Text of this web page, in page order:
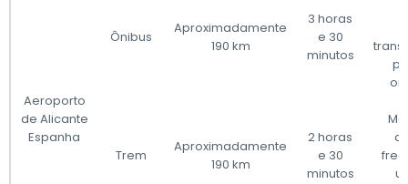
Aeroporto
de Alicante
Espanha
Ônibus
Aproximadamente
190 km
3 horas
e 30
minutos
Trem
Aproximadamente
190 km
2 horas
e 30
minutos